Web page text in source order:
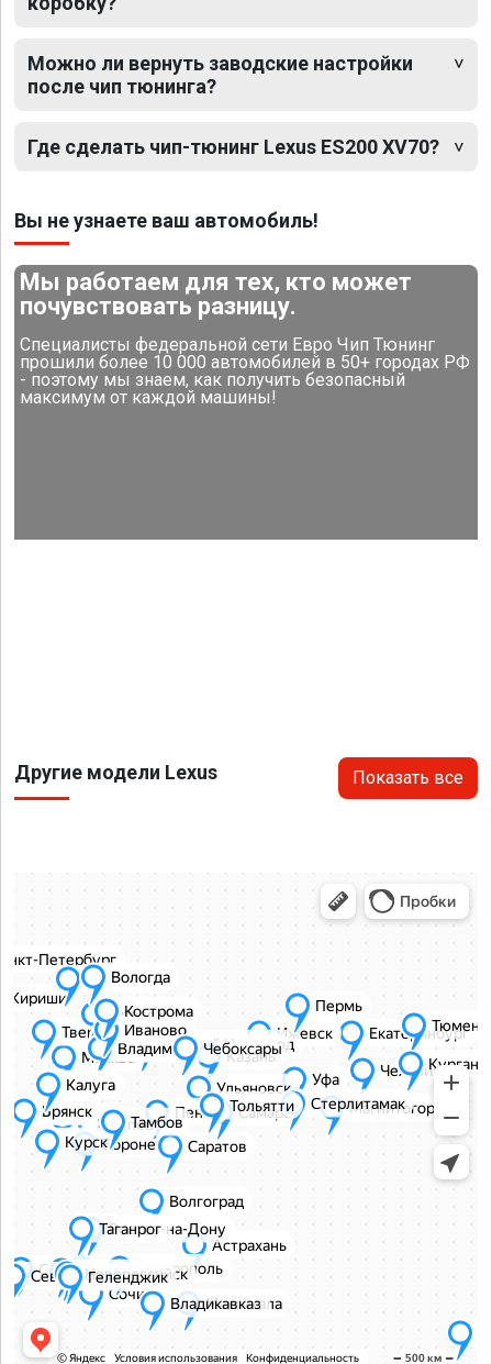
Можно ли вернуть заводские настройки
после чип тюнинга?
Где сделать чип-тюнинг Lexus ES200 XV70?
Вы не узнаете ваш автомобиль!
Мы работаем для тех, кто может
почувствовать разницу.
Специалисты федеральной сети Евро Чип Тюнинг
прошили более 10 000 автомобилей в 50+ городах РФ
- поэтому мы знаем, как получить безопасный
максимум от каждой машины!
Другие модели Lexus Показать все